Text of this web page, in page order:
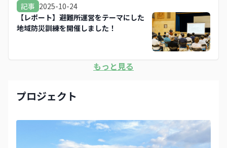
記事 2025-10-24
【レポート】避難所運営をテーマにした
地域防災訓練を開催しました！
もっと見る
プロジェクト